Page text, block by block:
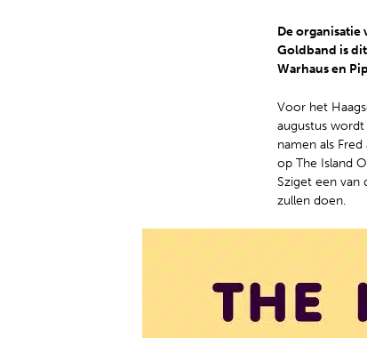
De organisatie
Goldband is
Warhaus en
Voor het
augustus
namen als
op The Island
Sziget een van
zullen doen.